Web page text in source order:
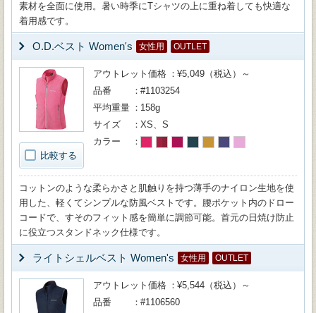
素材を全面に使用。暑い時季にTシャツの上に重ね着しても快適な
着用感です。
O.D.ベスト Women's 女性用 OUTLET
比較する
アウトレット価格
¥5,049（税込）～
品番
#1103254
平均重量
158g
サイズ
XS、S
カラー
コットンのような柔らかさと肌触りを持つ薄手のナイロン生地を使
用した、軽くてシンプルな防風ベストです。腰ポケット内のドロー
コードで、すそのフィット感を簡単に調節可能。首元の日焼け防止
に役立つスタンドネック仕様です。
ライトシェルベスト Women's 女性用 OUTLET
アウトレット価格
¥5,544（税込）～
品番
#1106560